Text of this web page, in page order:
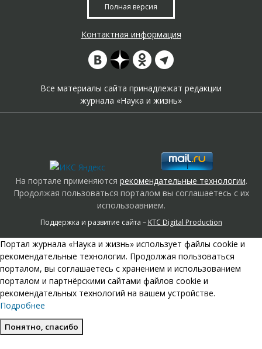
Полная версия
Контактная информация
Все материалы сайта принадлежат редакции
журнала «Наука и жизнь»
На портале применяются рекомендательные технологии.
Продолжая пользоваться порталом вы соглашаетесь с их
использоавнием.
Поддержка и развитие сайта – KTC Digital Production
Портал журнала «Наука и жизнь» использует файлы cookie и
рекомендательные технологии. Продолжая пользоваться
порталом, вы соглашаетесь с хранением и использованием
порталом и партнёрскими сайтами файлов cookie и
рекомендательных технологий на вашем устройстве.
Подробнее
Понятно, спасибо